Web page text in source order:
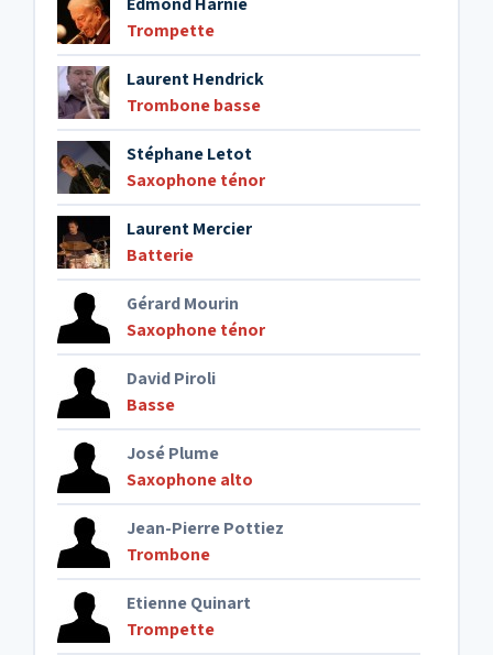
Trompette
Laurent Hendrick
Trombone basse
Stéphane Letot
Saxophone ténor
Laurent Mercier
Batterie
Gérard Mourin
Saxophone ténor
David Piroli
Basse
José Plume
Saxophone alto
Jean-Pierre Pottiez
Trombone
Etienne Quinart
Trompette